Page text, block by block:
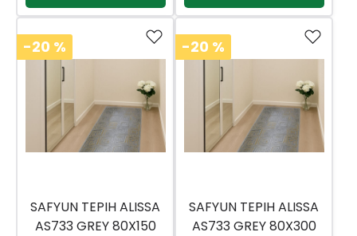
-20 %
SAFYUN TEPIH ALISSA
AS733 GREY 80X150
-20 %
SAFYUN TEPIH ALISSA
AS733 GREY 80X300